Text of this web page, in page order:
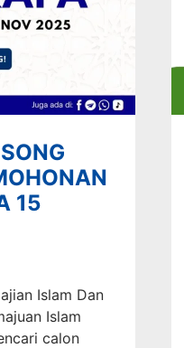
15
Islam Dan
Islam
calon